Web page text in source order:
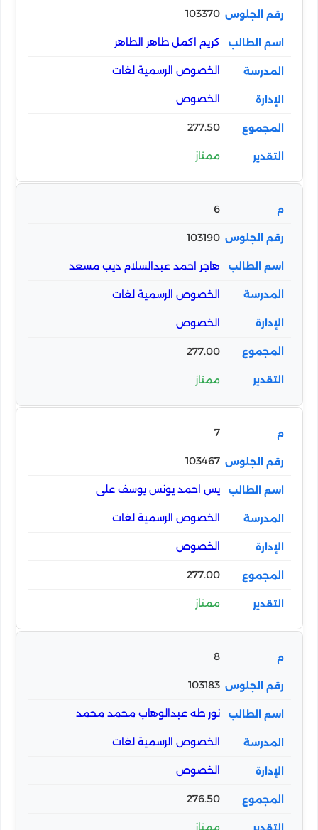
103370
كريم اكمل طاهر الطاهر
الخصوص الرسمية لغات
الخصوص
277.50
ممتاز
6
103190
هاجر احمد عبدالسلام ديب مسعد
الخصوص الرسمية لغات
الخصوص
277.00
ممتاز
7
103467
يس احمد يونس يوسف على
الخصوص الرسمية لغات
الخصوص
277.00
ممتاز
8
103183
نور طه عبدالوهاب محمد محمد
الخصوص الرسمية لغات
الخصوص
276.50
ممتاز